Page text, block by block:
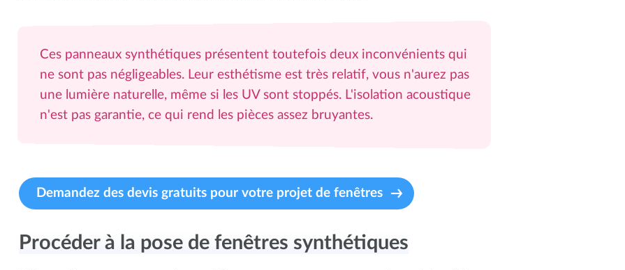
Ces panneaux synthétiques présentent toutefois deux inconvénients qui
ne sont pas négligeables. Leur esthétisme est très relatif, vous n'aurez pas
une lumière naturelle, même si les UV sont stoppés. L'isolation acoustique
n'est pas garantie, ce qui rend les pièces assez bruyantes.
Demandez des devis gratuits pour votre projet de fenêtres
Procéder à la pose de fenêtres synthétiques